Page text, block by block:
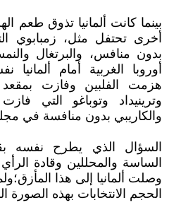
بينما كانت ألمانيا تذوق طعم
أخرى تحتفل مثل، زمبابوي
بدون منافس، والبرتغال
أوروبا الغربية أمام ألمانيا
هزمت الفلبين وفازت بمقعد
وترينيداد وتوباغو التي فازت
والكاريبي بدون منافسة في
السؤال الذي يطرح نفسه
الساسة والمحللين وقادة
وصلت ألمانيا إلى هذا
الحجم الانتخابات بهذه الصورة